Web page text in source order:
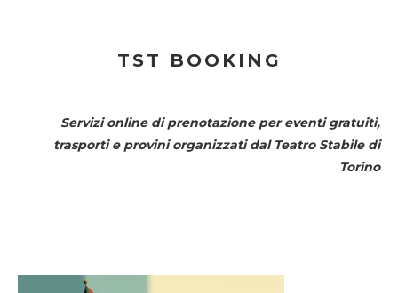
TST BOOKING
Servizi online di prenotazione per eventi gratuiti,
trasporti e provini organizzati dal Teatro Stabile di
Torino